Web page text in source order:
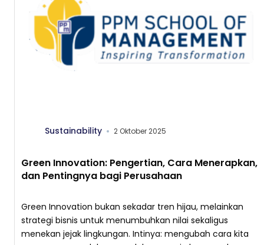
Sustainability 2 Oktober 2025
Green Innovation: Pengertian, Cara Menerapkan,
dan Pentingnya bagi Perusahaan
Green Innovation bukan sekadar tren hijau, melainkan
strategi bisnis untuk menumbuhkan nilai sekaligus
menekan jejak lingkungan. Intinya: mengubah cara kita